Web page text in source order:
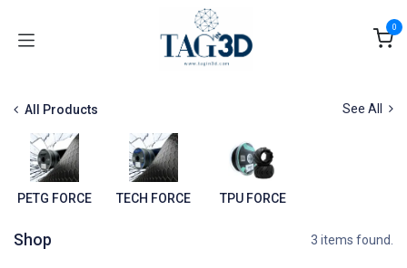
0
All Products See All
PETG FORCE TECH FORCE TPU FORCE
Shop 3 items found.